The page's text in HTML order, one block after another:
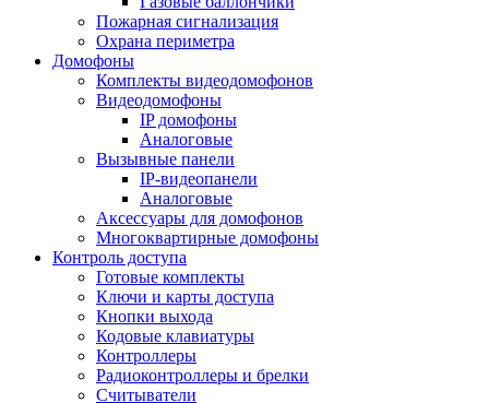
Пожарная сигнализация
Охрана периметра
Домофоны
Комплекты видеодомофонов
Видеодомофоны
IP домофоны
Аналоговые
Вызывные панели
IP-видеопанели
Аналоговые
Аксессуары для домофонов
Многоквартирные домофоны
Контроль доступа
Готовые комплекты
Ключи и карты доступа
Кнопки выхода
Кодовые клавиатуры
Контроллеры
Радиоконтроллеры и брелки
Считыватели